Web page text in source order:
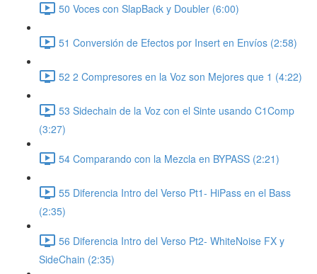
50 Voces con SlapBack y Doubler (6:00)
51 Conversión de Efectos por Insert en Envíos (2:58)
52 2 Compresores en la Voz son Mejores que 1 (4:22)
53 Sidechain de la Voz con el Sinte usando C1Comp
(3:27)
54 Comparando con la Mezcla en BYPASS (2:21)
55 Diferencia Intro del Verso Pt1- HiPass en el Bass
(2:35)
56 Diferencia Intro del Verso Pt2- WhiteNoise FX y
SideChain (2:35)